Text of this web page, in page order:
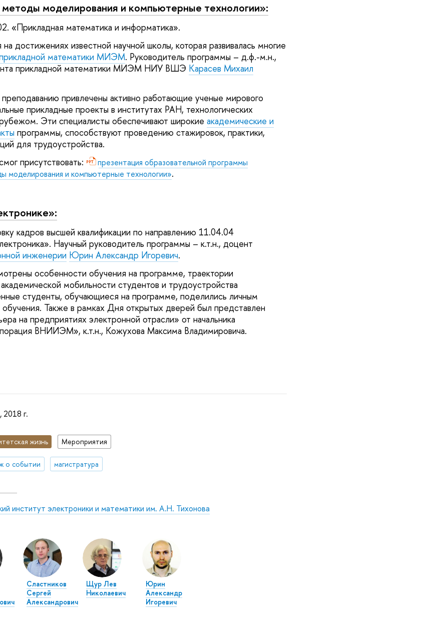
моделирования и компьютерные технологии»:
«Прикладная математика и информатика».
достижениях известной научной школы, которая развивалась многие
математики МИЭМ. Руководитель программы – д.ф.-м.н.,
прикладной математики МИЭМ НИУ ВШЭ Карасев Михаил
преподаванию привлечены активно работающие ученые мирового
прикладные проекты в институтах РАН, технологических
Эти специалисты обеспечивают широкие академические и
программы, способствуют проведению стажировок, практики,
для трудоустройства.
присутствовать:
презентация образовательной программы
моделирования и компьютерные технологии».
кадров высшей квалификации по направлению 11.04.04
Научный руководитель программы – к.т.н., доцент
инженерии Юрин Александр Игоревич.
особенности обучения на программе, траектории
мобильности студентов и трудоустройства
студенты, обучающиеся на программе, поделились личным
Также в рамках Дня открытых дверей был представлен
на предприятиях электронной отрасли» от начальника
ВНИИЭМ», к.т.н., Кожухова Максима Владимировича.
2018 г.
жизнь Мероприятия
о событии магистратура
институт электроники и математики им. А.Н. Тихонова
Сластников
Сергей
Александрович
Щур Лев
Николаевич
Юрин
Александр
Игоревич